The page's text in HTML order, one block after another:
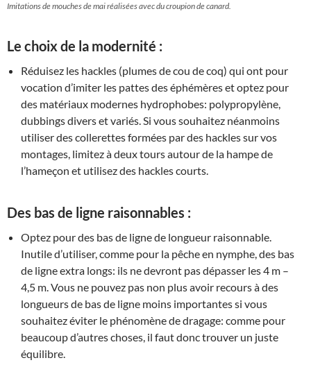
Imitations de mouches de mai réalisées avec du croupion de canard.
Le choix de la modernité :
Réduisez les hackles (plumes de cou de coq) qui ont pour
vocation d’imiter les pattes des éphémères et optez pour
des matériaux modernes hydrophobes: polypropylène,
dubbings divers et variés. Si vous souhaitez néanmoins
utiliser des collerettes formées par des hackles sur vos
montages, limitez à deux tours autour de la hampe de
l’hameçon et utilisez des hackles courts.
Des bas de ligne raisonnables :
Optez pour des bas de ligne de longueur raisonnable.
Inutile d’utiliser, comme pour la pêche en nymphe, des bas
de ligne extra longs: ils ne devront pas dépasser les 4 m –
4,5 m. Vous ne pouvez pas non plus avoir recours à des
longueurs de bas de ligne moins importantes si vous
souhaitez éviter le phénomène de dragage: comme pour
beaucoup d’autres choses, il faut donc trouver un juste
équilibre.